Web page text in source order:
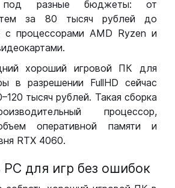
под разные бюджеты: от
за 80 тысяч рублей до
процессорами AMD Ryzen и
хороший игровой ПК для
в разрешении FullHD сейчас
тысяч рублей. Такая сборка
процессор,
оперативной памяти и
RTX 4060.
РС для игр без ошибок